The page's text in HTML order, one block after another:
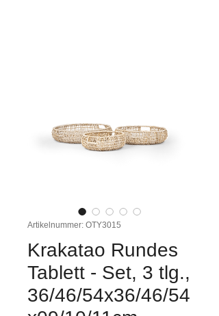
Artikelnummer: OTY3015
Krakatao Rundes
Tablett - Set, 3 tlg.,
36/46/54x36/46/54